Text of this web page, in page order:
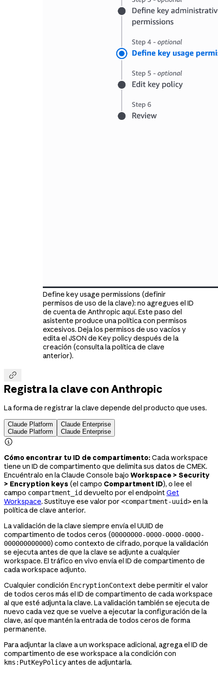
Define key usage permissions (definir
permisos de uso de la clave): no agregues el ID
de cuenta de Anthropic aquí. Este paso del
asistente produce una política con permisos
excesivos. Deja los permisos de uso vacíos y
edita el JSON de Key policy después de la
creación (consulta la política de clave
anterior).

Registra la clave con Anthropic
La forma de registrar la clave depende del producto que uses.
Claude Platform
Claude Platform
Claude Enterprise
Claude Enterprise

Cómo encontrar tu ID de compartimento:Cada workspace
tiene un ID de compartimento que delimita sus datos de CMEK.
Encuéntralo en la Claude Console bajo Workspace > Security
> Encryption keys (el campo Compartment ID), o lee el
campo compartment_id devuelto por el endpointGet
Workspace. Sustituye ese valor por <compartment-uuid>en la
política de clave anterior.
La validación de la clave siempre envía el UUID de
compartimento de todos ceros (00000000-0000-0000-0000-
000000000000) como contexto de cifrado, porque la validación
se ejecuta antes de que la clave se adjunte a cualquier
workspace. El tráfico en vivo envía el ID de compartimento de
cada workspace adjunto.
Cualquier condición EncryptionContext debe permitir el valor
de todos ceros más el ID de compartimento de cada workspace
al que esté adjunta la clave. La validación también se ejecuta de
nuevo cada vez que se vuelve a ejecutar la configuración de la
clave, así que mantén la entrada de todos ceros de forma
permanente.
Para adjuntar la clave a un workspace adicional, agrega el ID de
compartimento de ese workspace a la condición con
kms:PutKeyPolicyantes de adjuntarla.